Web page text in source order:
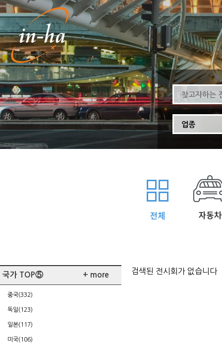
국가 TOP⑤ + more
중국(332)
독일(123)
일본(117)
미국(106)
검색된 전시회가 없습니다